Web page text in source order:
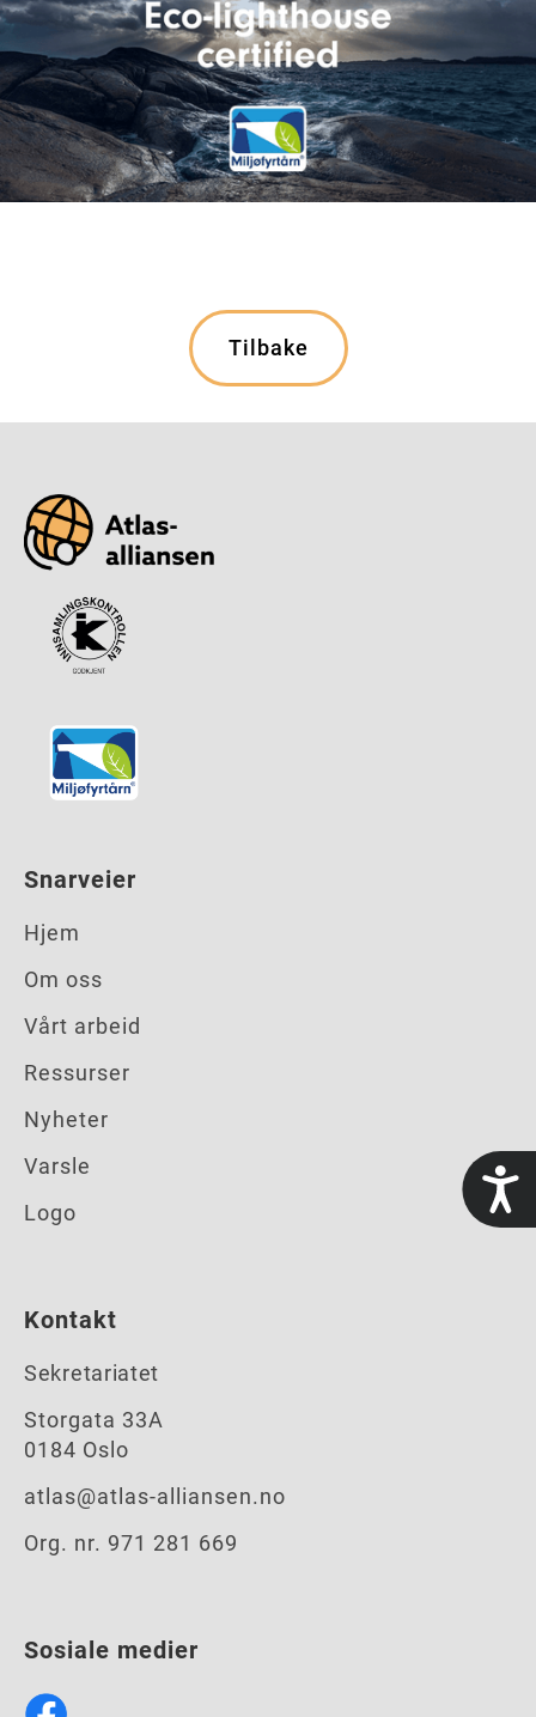
Tilbake
Snarveier
Hjem
Om oss
Vårt arbeid
Ressurser
Nyheter
Varsle
Logo
Kontakt
Sekretariatet
Storgata 33A
0184 Oslo
atlas@atlas-alliansen.no
Org. nr. 971 281 669
Sosiale medier